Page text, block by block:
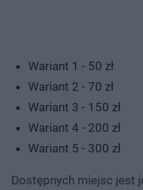
Wariant 1 - 50 zł
Wariant 2 - 70 zł
Wariant 3 - 150 zł
Wariant 4 - 200 zł
Wariant 5 - 300 zł
Dostępnych miejsc jest